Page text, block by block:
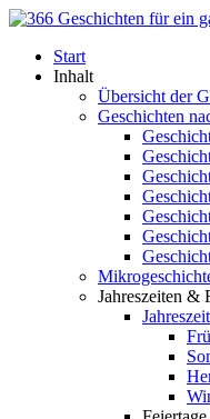
Start
Inhalt
Übersicht der
Geschichten
Jahreszeiten &